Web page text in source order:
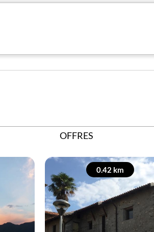
OFFRES
0.42 km